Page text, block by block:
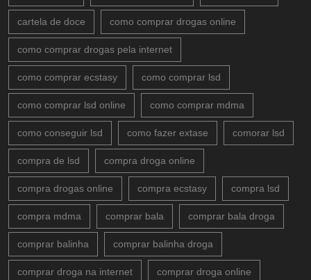
cartela de doce como comprar drogas online
como comprar drogas pela internet
como comprar ecstasy como comprar lsd
como comprar lsd online como comprar mdma
como conseguir lsd como fazer extase comorar lsd
compra de lsd compra droga online
compra drogas online compra ecstasy compra lsd
compra mdma comprar bala comprar bala droga
comprar balinha comprar balinha droga
comprar droga na internet comprar droga online